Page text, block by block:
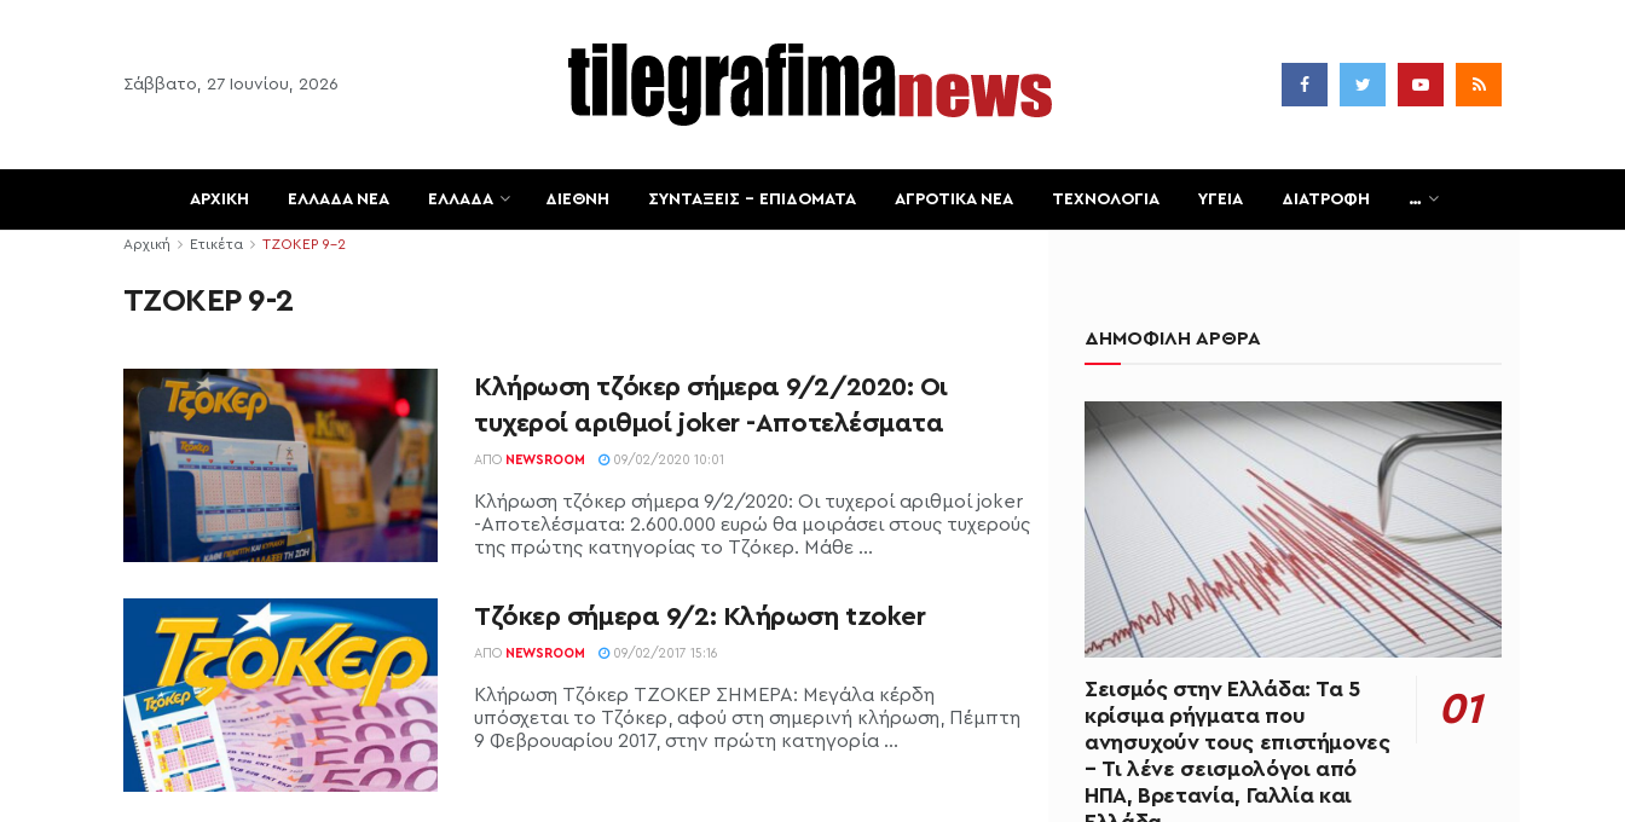
Σάββατο, 27 Ιουνίου, 2026
ΑΡΧΙΚΗ ΕΛΛΑΔΑ ΝΕΑ ΕΛΛΑΔΑ ΔΙΕΘΝΗ ΣΥΝΤΑΞΕΙΣ – ΕΠΙΔΟΜΑΤΑ ΑΓΡΟΤΙΚΑ ΝΕΑ ΤΕΧΝΟΛΟΓΙΑ ΥΓΕΙΑ ΔΙΑΤΡΟΦΗ …
Αρχική Ετικέτα ΤΖΟΚΕΡ 9-2
ΤΖΟΚΕΡ 9-2
Κλήρωση τζόκερ σήμερα 9/2/2020: Οι
τυχεροί αριθμοί joker -Αποτελέσματα
ΑΠΌ NEWSROOM 09/02/2020 10:01
Κλήρωση τζόκερ σήμερα 9/2/2020: Οι τυχεροί αριθμοί joker
-Αποτελέσματα: 2.600.000 ευρώ θα μοιράσει στους τυχερούς
της πρώτης κατηγορίας το Τζόκερ. Μάθε ...
Τζόκερ σήμερα 9/2: Κλήρωση tzoker
ΑΠΌ NEWSROOM 09/02/2017 15:16
Κλήρωση Τζόκερ ΤΖΟΚΕΡ ΣΗΜΕΡΑ: Μεγάλα κέρδη
υπόσχεται το Τζόκερ, αφού στη σημερινή κλήρωση, Πέμπτη
9 Φεβρουαρίου 2017, στην πρώτη κατηγορία ...
ΔΗΜΟΦΙΛΗ ΑΡΘΡΑ
Σεισμός στην Ελλάδα: Τα 5
κρίσιμα ρήγματα που
ανησυχούν τους επιστήμονες
– Τι λένε σεισμολόγοι από
ΗΠΑ, Βρετανία, Γαλλία και